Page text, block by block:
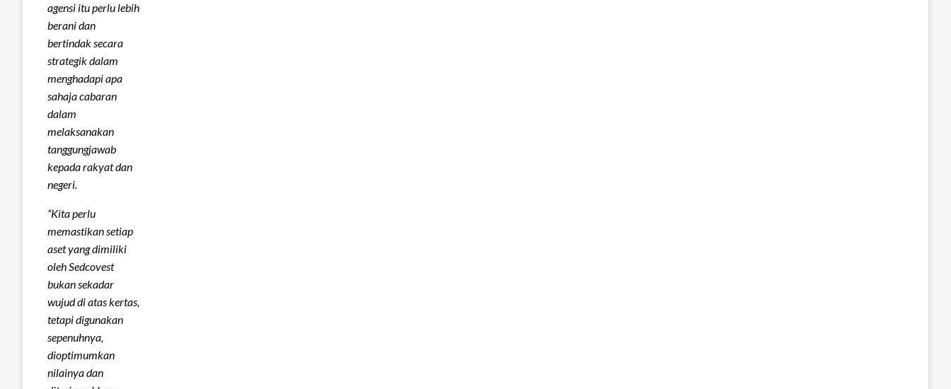
agensi itu perlu lebih
berani dan
bertindak secara
strategik dalam
menghadapi apa
sahaja cabaran
dalam
melaksanakan
tanggungjawab
kepada rakyat dan
negeri.
“Kita perlu
memastikan setiap
aset yang dimiliki
oleh Sedcovest
bukan sekadar
wujud di atas kertas,
tetapi digunakan
sepenuhnya,
dioptimumkan
nilainya dan